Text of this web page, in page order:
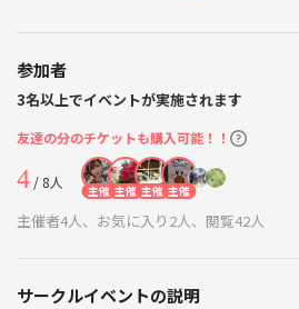
参加者
3名以上でイベントが実施されます
友達の分のチケットも購入可能！！
4/ 8人 主催 主催 主催 主催
主催者4人、お気に入り2人、閲覧42人
サークルイベントの説明